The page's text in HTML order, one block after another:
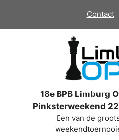
de
Contact
18e BPB Limburg
Pinksterweekend
Een van de